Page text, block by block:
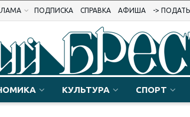
ПОДПИСКА СПРАВКА АФИША ->
КУЛЬТУРА СПОРТ